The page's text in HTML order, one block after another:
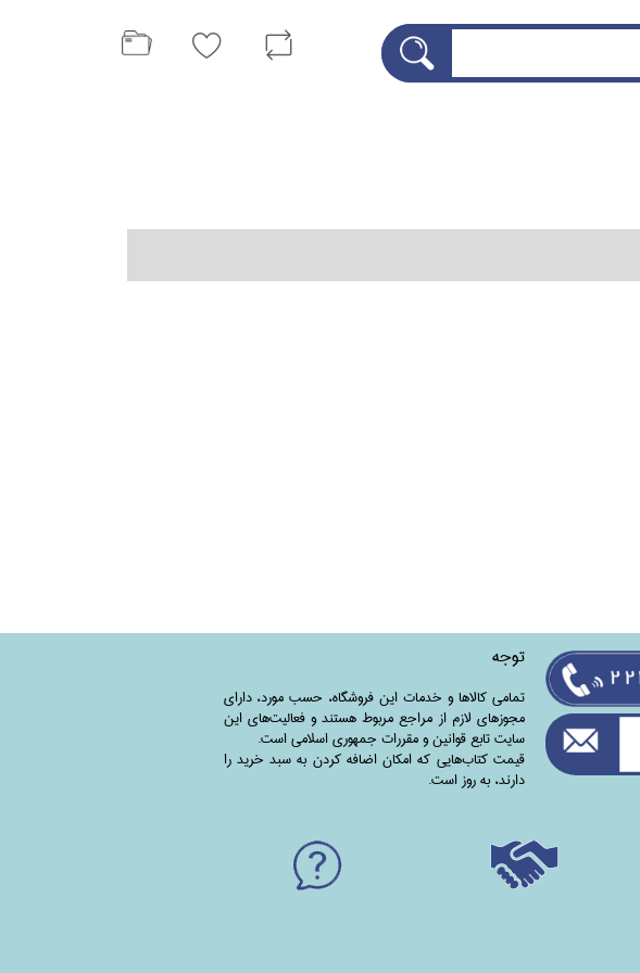
توجه
تمامی‌ کالاها و خدمات این فروشگاه، حسب مورد،‌ دارای
مجوزهای لازم از مراجع مربوط هستند ‌و‌‌ فعالیت‌های این
سایت تابع قوانین و مقررات جمهوری اسلامی است.
قیمت کتاب‌هایی که امکان اضافه کردن به سبد خرید را
دارند،‌ به روز است.